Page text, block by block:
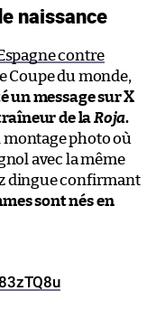
naissance
contre
Coupe du monde,
un message sur X
de laRoja.
montage photo où
avec la même
dingue confirmant
sont nés en